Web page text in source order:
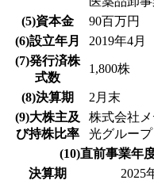
(5)資本金 90百万円
(6)設立年月
2019年4月
(7)発行済株
式数
1,800株
(8)決算期 2月末
(9)大株主及
び持株比率
株式会社
光グループ
(10)直前事業年
決算期
2025